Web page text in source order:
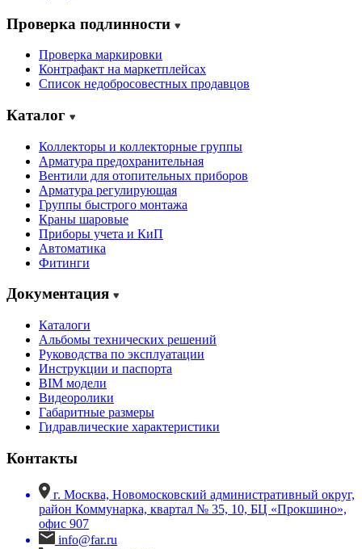
Проверка подлинности
Проверка маркировки
Контрафакт на маркетплейсах
Cписок недобросовестных продавцов
Каталог
Коллекторы и коллекторные группы
Арматура предохранительная
Вентили для отопительных приборов
Арматура регулирующая
Группы быстрого монтажа
Краны шаровые
Приборы учета и КиП
Автоматика
Фитинги
Документация
Каталоги
Альбомы технических решений
Руководства по эксплуатации
Инструкции и паспорта
BIM модели
Видеоролики
Габаритные размеры
Гидравлические характеристики
Контакты
г. Москва, Новомосковский административный округ,
район Коммунарка, квартал № 35, 10, БЦ «Прокшино»,
офис 907
info@far.ru